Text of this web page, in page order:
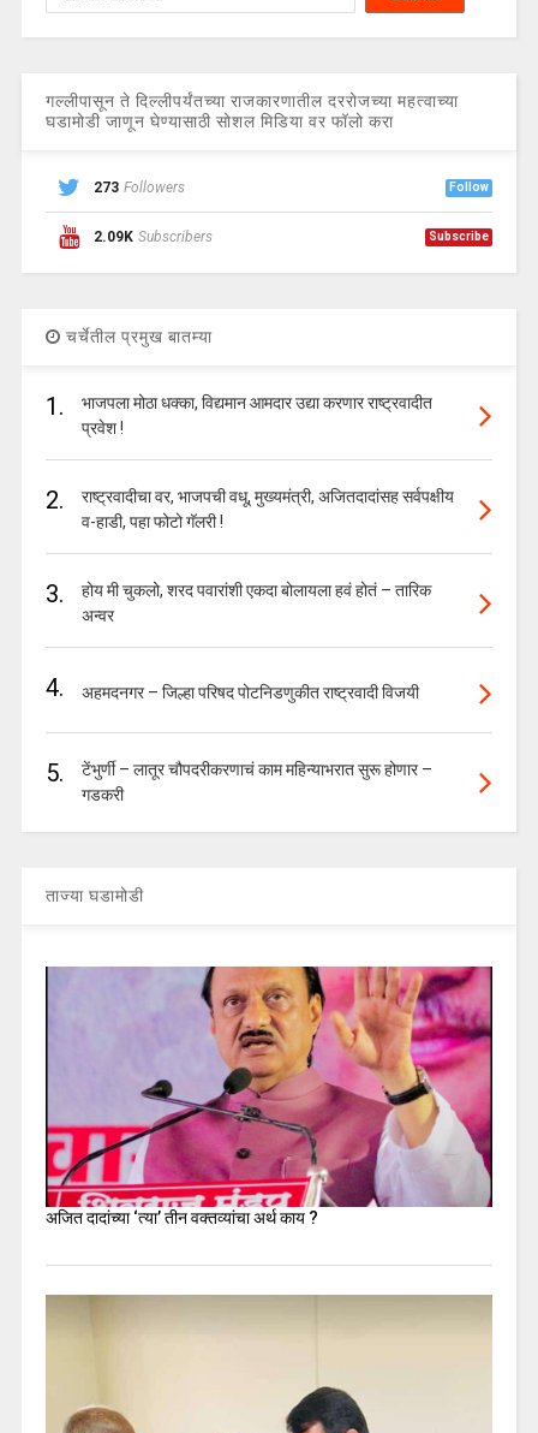
गल्लीपासून ते दिल्लीपर्यंतच्या राजकारणातील दररोजच्या महत्वाच्या
घडामोडी जाणून घेण्यासाठी सोशल मिडिया वर फॉलो करा
273 Followers Follow
2.09K Subscribers Subscribe
चर्चेतील प्रमुख बातम्या
1.
भाजपला मोठा धक्का, विद्यमान आमदार उद्या करणार राष्ट्रवादीत
प्रवेश !
2.
राष्ट्रवादीचा वर, भाजपची वधू, मुख्यमंत्री, अजितदादांसह सर्वपक्षीय
व-हाडी, पहा फोटो गॅलरी !
3.
होय मी चुकलो, शरद पवारांशी एकदा बोलायला हवं होतं – तारिक
अन्वर
4. अहमदनगर – जिल्हा परिषद पोटनिडणुकीत राष्ट्रवादी विजयी
5.
टेंभुर्णी – लातूर चौपदरीकरणाचं काम महिन्याभरात सुरू होणार –
गडकरी
ताज्या घडामोडी
अजित दादांच्या ‘त्या’ तीन वक्तव्यांचा अर्थ काय ?